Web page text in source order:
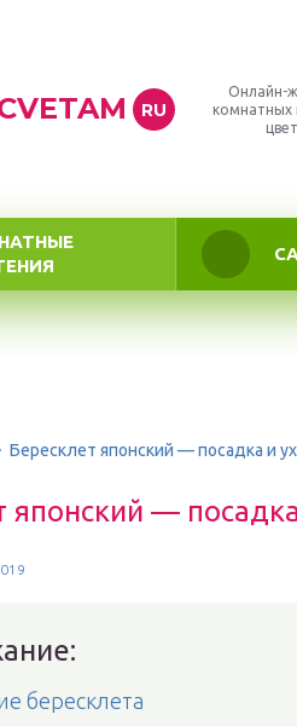
RU
Онлайн-
комнатных
Бересклет японский — посадка и
японский —
бересклета